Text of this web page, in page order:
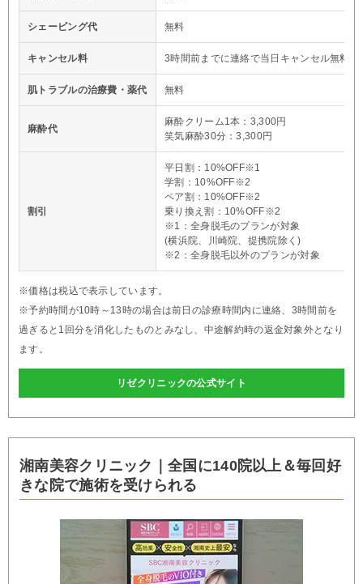
シェービング代 無料
キャンセル料 3時間前までに連絡で当日キャンセル無料※
肌トラブルの治療費・薬代 無料
麻酔代
麻酔クリーム1本：3,300円
笑気麻酔30分：3,300円
割引
平日割：10%OFF※1
学割：10%OFF※2
ペア割：10%OFF※2
乗り換え割：10%OFF※2
※1：全身脱毛のプランが対象
(横浜院、川崎院、提携院除く)
※2：全身脱毛以外のプランが対象
※価格は税込で表示しています。
※予約時間が10時～13時の場合は前日の診療時間内に連絡、3時間前を
過ぎると1回分を消化したものとみなし、中途解約時の返金対象外となり
ます。
リゼクリニックの公式サイト
湘南美容クリニック｜全国に140院以上＆毎回好
きな院で施術を受けられる